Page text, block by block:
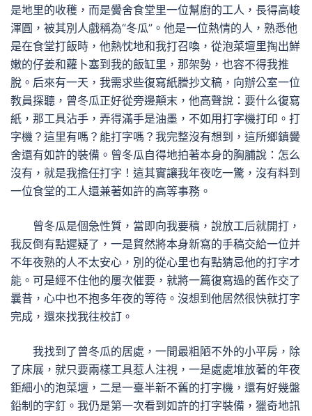
是地里的收穫，而是黌舍食堂里一位幫廚的工人，長得高峻
渾圓，被其別人戲稱為“冬瓜”。他是一位熱情的人，熟悉他
是在食堂打飯時，他熱忱地和我打召喚，從泡菜壇里掏出鮮
嫩的仔姜和蘿卜塞到我的飯缸里，那架勢，也容不得我推
脫。后來有一天，我需求些復寫紙謄抄文稿，向辦公室一位
教員探聽，曾冬瓜正好從旁邊顛末，他高聲說：要什么復寫
紙，那工具沾手，弄得滿手是油墨，不如用打字機打印。打
字機？這里有嗎？能打字嗎？我完整沒有想到，這所鄉鎮黌
舍還有如許的裝備。曾冬瓜自得地拍著本身的胸脯說：怎么
沒有，就是我擔任打字！這其實讓我年夜吃一驚，沒有料到
一位食堂的工人還兼著如許的高等事務。
曾冬瓜是個急性質，當即向我要稿，說放工后就開打，
我反倒有點遲疑了，一是貿然將本身新寫的手稿交給一位并
不年夜熟的人不太安心，別的從心里也有點猜忌他的打字才
能。可是經不住他的屢次催要，就將一篇復寫過的舊作交了
曩昔，心中也不抱多年夜的等待。沒想到他居然很快就打字
完成，還來找我往校訂。
我找到了曾冬瓜的居處，一間最粗陋不外的小平房，除
了床展，就只要兩樣工具惹人注視，一是處處堆放著的年夜
鉅細小的泡菜壇，二是一臺半新不舊的打字機，還有好幾盤
鉛制的字釘。我仍是第一次看到如許的打字裝備，獵奇地訊